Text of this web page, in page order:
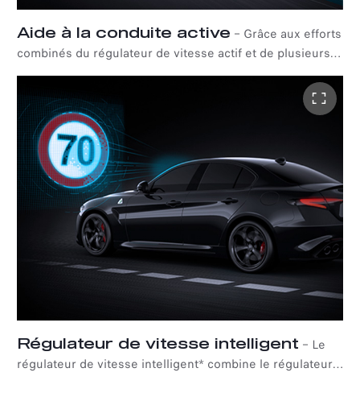
Aide à la conduite active – Grâce aux efforts
combinés du régulateur de vitesse actif et de plusieurs
technologies de recentrage sur la voie (si le véhicule en
est équipé), l'Active Driving Assist* peut gérer de
manière autonome la vitesse et la distance de la voiture
par rapport aux véhicules qui la précèdent et la maintenir
dans sa voie sur autoroute et en ville.*Disponible
uniquement avec le pack Executive.
Régulateur de vitesse intelligent – Le
régulateur de vitesse intelligent* combine le régulateur